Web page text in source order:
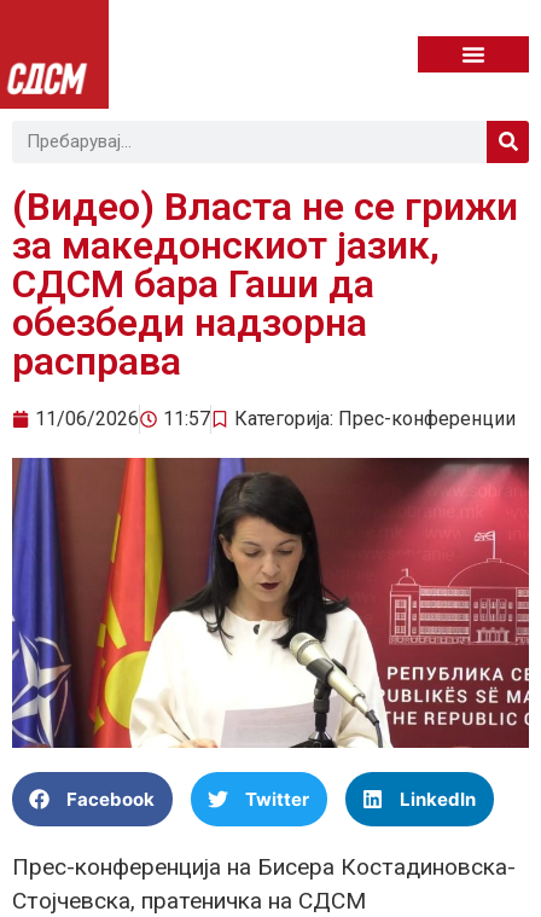
(Видео) Власта не се грижи
за македонскиот јазик,
СДСМ бара Гаши да
обезбеди надзорна
расправа
11/06/2026 11:57 Категорија: Прес-конференции
Facebook Twitter LinkedIn
Прес-конференција на Бисера Костадиновска-
Стојчевска, пратеничка на СДСМ